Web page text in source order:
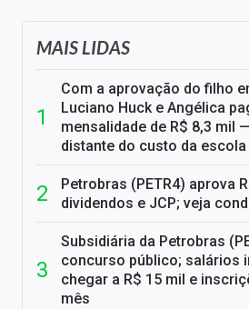
MAIS LIDAS
Com a aprovação do filho
Luciano Huck e Angélica
mensalidade de R$ 8,3 mil
distante do custo da escola
Petrobras (PETR4) aprova
dividendos e JCP; veja
Subsidiária da Petrobras
concurso público; salários
chegar a R$ 15 mil e
mês